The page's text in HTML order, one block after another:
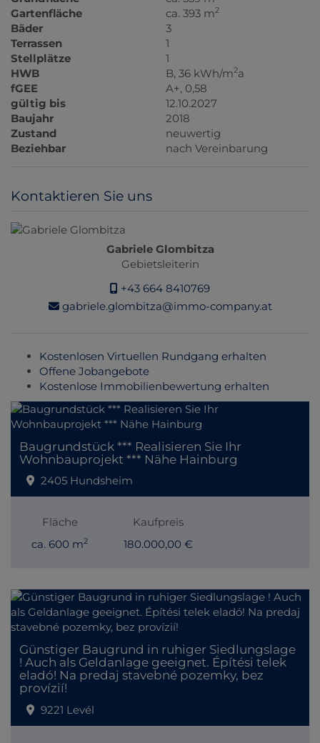
Gartenfläche ca. 393 m2
Bäder
3
Terrassen
1
Stellplätze
1
HWB
B, 36 kWh/m2a
fGEE
A+, 0,58
gültig bis
12.10.2027
Baujahr
2018
Zustand
neuwertig
Beziehbar
nach Vereinbarung
Kontaktieren Sie uns
Gabriele Glombitza
Gebietsleiterin
+43 664 8410769
gabriele.glombitza@immo-company.at
Kostenlosen Virtuellen Rundgang erhalten
Offene Jobangebote
Kostenlose Immobilienbewertung erhalten
Baugrundstück *** Realisieren Sie Ihr
Wohnbauprojekt *** Nähe Hainburg
2405 Hundsheim
Fläche
ca. 600 m2
Kaufpreis
180.000,00 €
Günstiger Baugrund in ruhiger Siedlungslage
! Auch als Geldanlage geeignet. Építési telek
eladó! Na predaj stavebné pozemky, bez
provízií!
9221 Levél